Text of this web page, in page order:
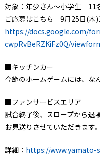
対象：年少さん～小学生 11
ご応募はこちら 9月25日(木
https://docs.google.com/
cwpRvBeRZKiFz0Q/
■キッチンカー
今節のホームゲームには、な
■ファンサービスエリア
試合終了後、スロープから退
お見送りさせていただきます。
詳細： https://www.yamato-